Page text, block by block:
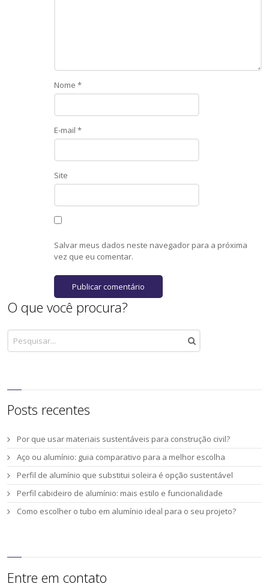
Nome*
E-mail*
Site
Salvar meus dados neste navegador para a próxima
vez que eu comentar.
O que você procura?
Posts recentes
Por que usar materiais sustentáveis para construção civil?
Aço ou alumínio: guia comparativo para a melhor escolha
Perfil de alumínio que substitui soleira é opção sustentável
Perfil cabideiro de alumínio: mais estilo e funcionalidade
Como escolher o tubo em alumínio ideal para o seu projeto?
Entre em contato